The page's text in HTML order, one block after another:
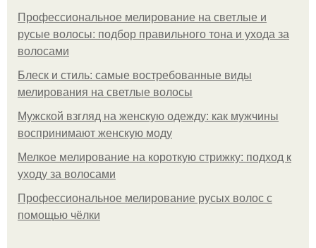
Профессиональное мелирование на светлые и
русые волосы: подбор правильного тона и ухода за
волосами
Блеск и стиль: самые востребованные виды
мелирования на светлые волосы
Мужской взгляд на женскую одежду: как мужчины
воспринимают женскую моду
Мелкое мелирование на короткую стрижку: подход к
уходу за волосами
Профессиональное мелирование русых волос с
помощью чёлки